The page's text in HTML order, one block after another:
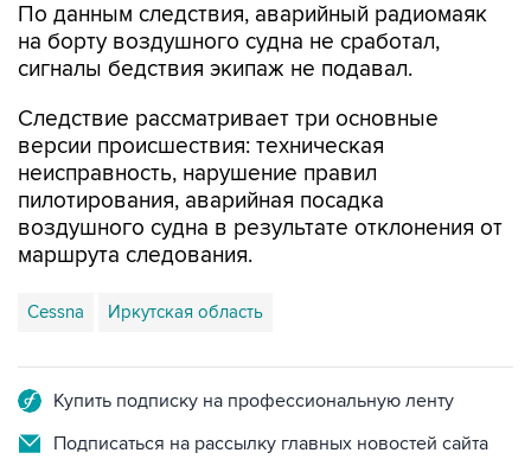
По данным следствия, аварийный радиомаяк
на борту воздушного судна не сработал,
сигналы бедствия экипаж не подавал.
Следствие рассматривает три основные
версии происшествия: техническая
неисправность, нарушение правил
пилотирования, аварийная посадка
воздушного судна в результате отклонения от
маршрута следования.
Cessna Иркутская область
Купить подписку на профессиональную ленту
Подписаться на рассылку главных новостей сайта